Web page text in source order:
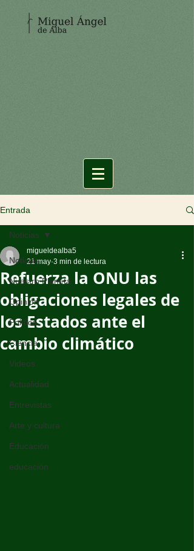
Entrada
Noticias
Nuestro Planeta
Opinión
Política
Ciencia
Videos
Actualidad
Entrevistas
Arte y cultura
Educación
educación
Noticias
Refuerza la ONU las
obligaciones legales de
los Estados ante el
cambio climático
migueldealba5
21 may 3 min de lectura